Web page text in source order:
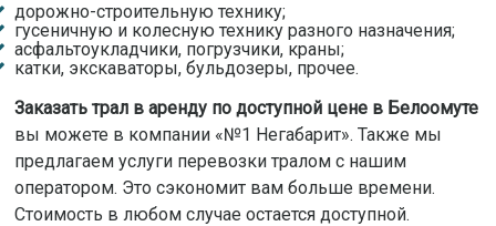
дорожно-строительную технику;
гусеничную и колесную технику разного назначения;
асфальтоукладчики, погрузчики, краны;
катки, экскаваторы, бульдозеры, прочее.
Заказать трал в аренду по доступной цене в Белоомуте
вы можете в компании «№1 Негабарит». Также мы
предлагаем услуги перевозки тралом с нашим
оператором. Это сэкономит вам больше времени.
Стоимость в любом случае остается доступной.